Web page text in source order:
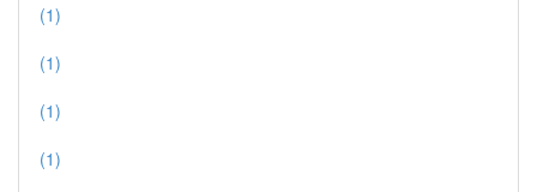
(1)
(1)
(1)
(1)